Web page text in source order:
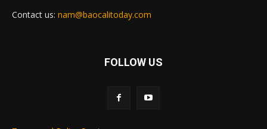
Contact us: nam@baocalitoday.com
FOLLOW US